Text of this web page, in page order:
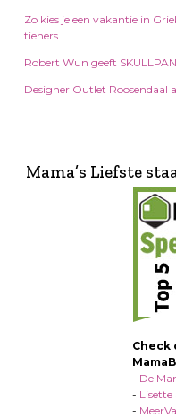
Zo kies je een vakantie in
tieners
Robert Wun geeft
Designer Outlet Roosendaal
Mama’s Liefste
Check
- De
- Lisette
-